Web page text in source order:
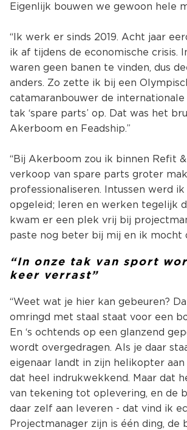
Eigenlijk bouwen we gewoon hele
“Ik werk er sinds 2019. Acht jaar
ik af tijdens de economische crisis.
waren geen banen te vinden, dus
anders. Zo zette ik bij een
catamaranbouwer de
tak ‘spare parts’ op. Dat was het
Akerboom en Feadship.”
“Bij Akerboom zou ik binnen Refit
verkoop van spare parts groter
professionaliseren. Intussen werd
opgeleid; leren en werken tegelijk
kwam er een plek vrij bij
paste nog beter bij mij en ik mocht
“In onze tak van sport
keer verrast”
“Weet wat je hier kan gebeuren?
omringd met staal staat voor een
En ‘s ochtends op een glanzend
wordt overgedragen. Als je daar
eigenaar landt in zijn helikopter aan
dat heel indrukwekkend. Maar dat
van tekening tot oplevering, en de
daar zelf aan leveren - dat vind ik
Projectmanager zijn is één ding, de